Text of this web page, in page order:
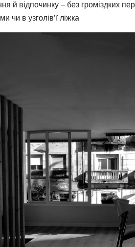
й відпочинку – без громіздких
чи в узголів’ї ліжка